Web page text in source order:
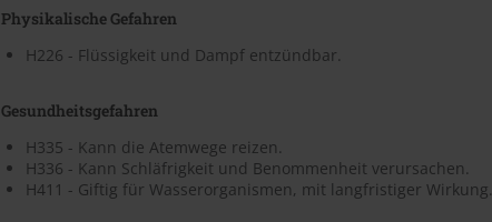
Physikalische Gefahren
H226 - Flüssigkeit und Dampf entzündbar.
Gesundheitsgefahren
H335 - Kann die Atemwege reizen.
H336 - Kann Schläfrigkeit und Benommenheit verursachen.
H411 - Giftig für Wasserorganismen, mit langfristiger Wirkung.